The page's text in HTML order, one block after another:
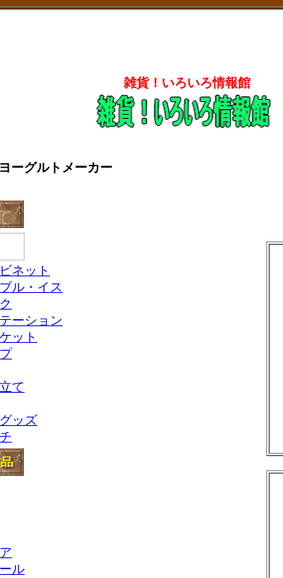
雑貨！いろいろ情報館
ヨーグルトメーカー
ネット
ル・イス
ーション
ット
て
ッズ
ル